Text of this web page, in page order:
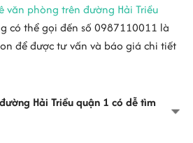
văn phòng trên đường Hải Triều
có thể gọi đến số 0987110011 là
để được tư vấn và báo giá chi tiết
Hải Triều quận 1 có dễ tìm